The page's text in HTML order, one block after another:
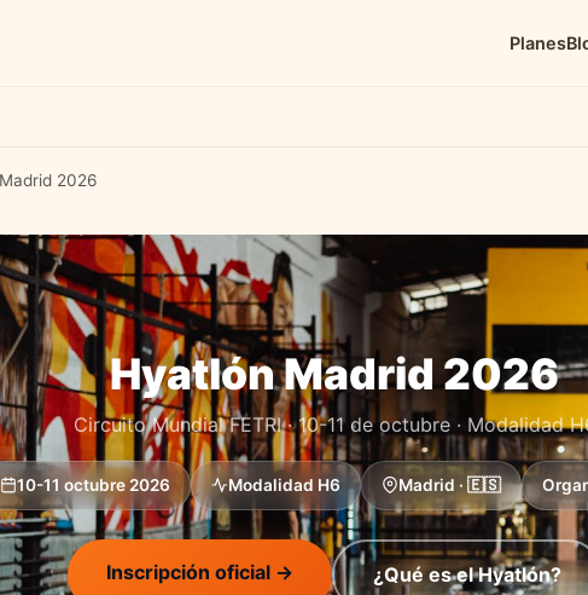
Planes
2026
Hyatlón Madrid 2026
Circuito Mundial FETRI · 10-11 de octubre · Modalidad
10-11 octubre 2026 Modalidad H6 Madrid · 🇪🇸
Inscripción oficial → ¿Qué es el Hyatlón?